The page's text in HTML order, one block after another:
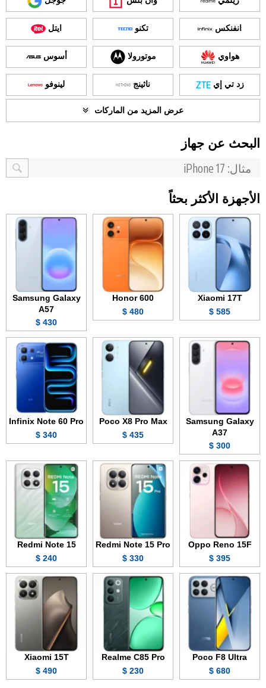
انفنكس تكنو ايتل
هواوي موتورولا أسوس
زد تي إي ناثينج لينوفو
عرض المزيد من الماركات
البحث عن جهاز
الأجهزة الأكثر بحثاً
Xiaomi 17T
585 $
Honor 600
480 $
Samsung Galaxy
A57
430 $
Samsung Galaxy
A37
300 $
Poco X8 Pro Max
435 $
Infinix Note 60 Pro
340 $
Oppo Reno 15F
395 $
Redmi Note 15 Pro
330 $
Redmi Note 15
240 $
Poco F8 Ultra
680 $
Realme C85 Pro
230 $
Xiaomi 15T
490 $